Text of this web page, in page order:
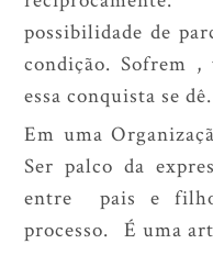
possibilidade de
condição. Sofrem
essa conquista se dê.
Em uma
Ser palco da
entre pais e
processo. É uma